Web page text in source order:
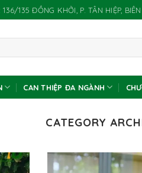
135 ĐỒNG KHỞI, P. TÂN HIỆP,
CAN THIỆP ĐA NGÀNH
CATEGORY